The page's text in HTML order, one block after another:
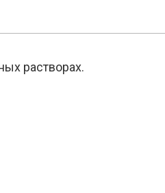
растворах.